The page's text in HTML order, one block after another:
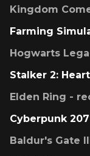
Kingdom
Farming
Hogwarts
Stalker 2:
Elden Ring -
Cyberpunk
Baldur's Gate